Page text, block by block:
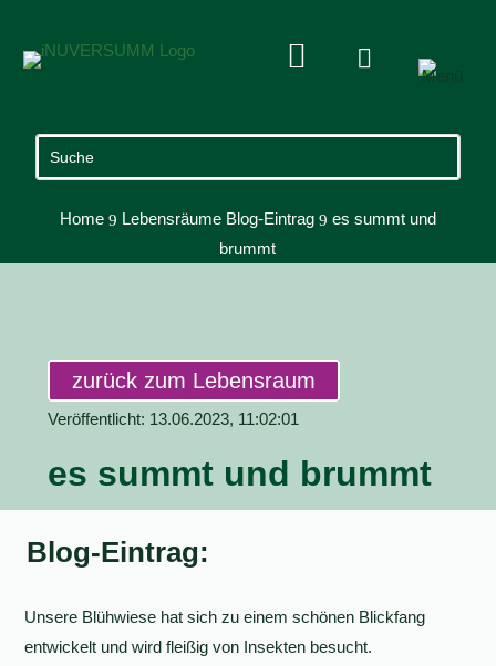
 
Home 9 Lebensräume Blog-Eintrag 9 es summt und
brummt
zurück zum Lebensraum
Veröffentlicht: 13.06.2023, 11:02:01
es summt und brummt
Blog-Eintrag:
Unsere Blühwiese hat sich zu einem schönen Blickfang
entwickelt und wird fleißig von Insekten besucht.